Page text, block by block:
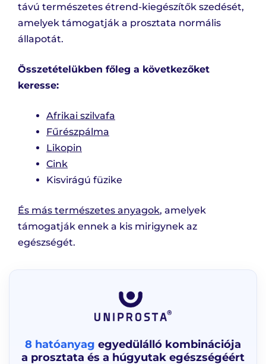
távú természetes étrend-kiegészítők szedését,
amelyek támogatják a prosztata normális
állapotát.
Összetételükben főleg a következőket
keresse:
Afrikai szilvafa
Fűrészpálma
Likopin
Cink
Kisvirágú füzike
És más természetes anyagok, amelyek
támogatják ennek a kis mirigynek az
egészségét.
8 hatóanyag egyedülálló kombinációja
a prosztata és a húgyutak egészségéért